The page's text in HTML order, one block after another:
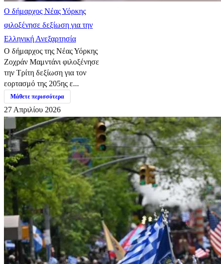
Ο δήμαρχος Νέας Υόρκης
φιλοξένησε δεξίωση για την
Ελληνική Ανεξαρτησία
Ο δήμαρχος της Νέας Υόρκης
Ζοχράν Μαμντάνι φιλοξένησε
την Τρίτη δεξίωση για τον
εορτασμό της 205ης ε...
Μάθετε περισσότερα
27 Απριλίου 2026